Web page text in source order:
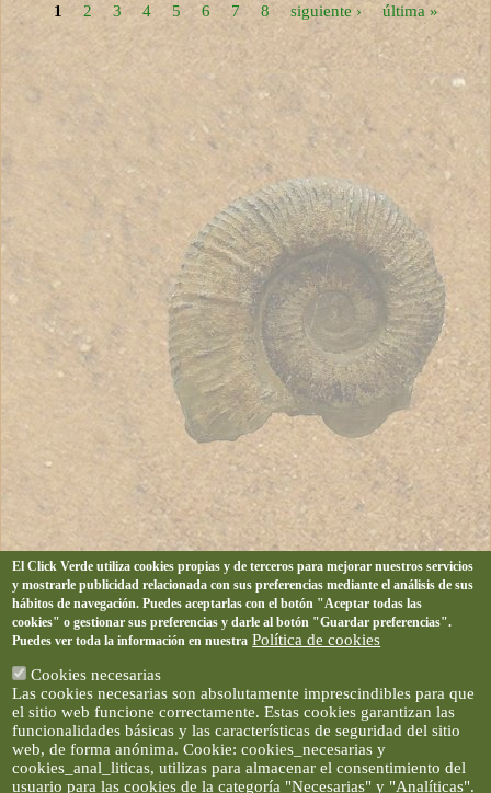
Páginas
1 2 3 4 5 6 7 8 siguiente › última »
El Click Verde utiliza cookies propias y de terceros para mejorar nuestros servicios
y mostrarle publicidad relacionada con sus preferencias mediante el análisis de sus
hábitos de navegación. Puedes aceptarlas con el botón "Aceptar todas las
cookies" o gestionar sus preferencias y darle al botón "Guardar preferencias".
Puedes ver toda la información en nuestra Política de cookies
Cookies necesarias
Las cookies necesarias son absolutamente imprescindibles para que
el sitio web funcione correctamente. Estas cookies garantizan las
funcionalidades básicas y las características de seguridad del sitio
web, de forma anónima. Cookie: cookies_necesarias y
cookies_anal_liticas, utilizas para almacenar el consentimiento del
usuario para las cookies de la categoría "Necesarias" y "Analíticas".